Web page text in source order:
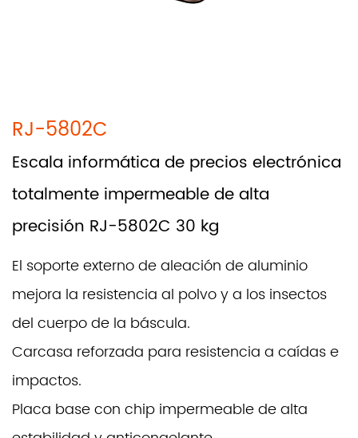
RJ-5802C
Escala informática de precios electrónica
totalmente impermeable de alta
precisión RJ-5802C 30 kg
El soporte externo de aleación de aluminio
mejora la resistencia al polvo y a los insectos
del cuerpo de la báscula.
Carcasa reforzada para resistencia a caídas e
impactos.
Placa base con chip impermeable de alta